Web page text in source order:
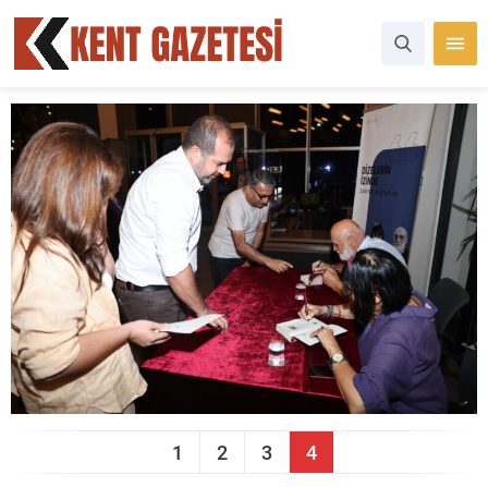
1 2 3 4